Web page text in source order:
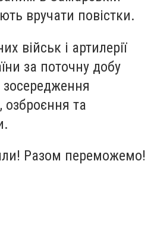
вручати повістки.
військ і артилерії
за поточну добу
озброєння та
Разом переможемо!